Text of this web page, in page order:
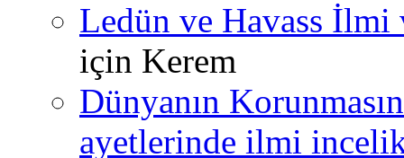
Ledün ve Havass İlmi
için Kerem
Dünyanın
ayetlerinde ilmi